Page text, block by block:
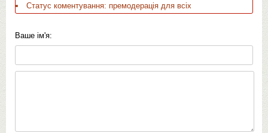
Статус коментування: премодерація для всіх
Ваше ім'я: